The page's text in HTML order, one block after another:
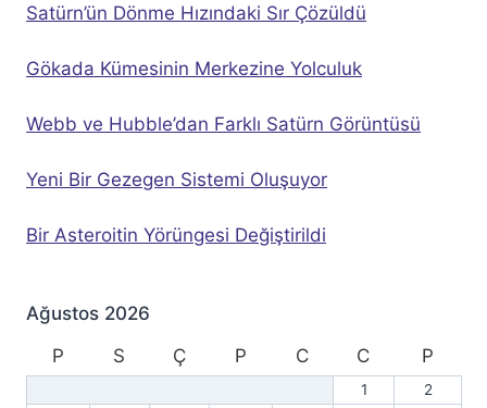
Satürn’ün Dönme Hızındaki Sır Çözüldü
Gökada Kümesinin Merkezine Yolculuk
Webb ve Hubble’dan Farklı Satürn Görüntüsü
Yeni Bir Gezegen Sistemi Oluşuyor
Bir Asteroitin Yörüngesi Değiştirildi
Ağustos 2026
P
S Ç P C C P
1
2